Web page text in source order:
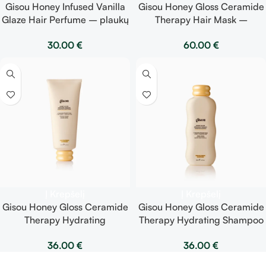
Gisou Honey Infused Vanilla
Glaze Hair Perfume – plaukų
gurmanišku vanilės aromatu
30.00 €
Gisou Honey Gloss Ceramide
Therapy Hair Mask –
atkuriamoji plaukų kaukė
60.00 €
Gisou Honey Gloss Ceramide
Therapy Hydrating
drėkinantis kondicionierius
36.00 €
Gisou Honey Gloss Ceramide
Therapy Hydrating Shampoo
šampūnas spindintiems
36.00 €